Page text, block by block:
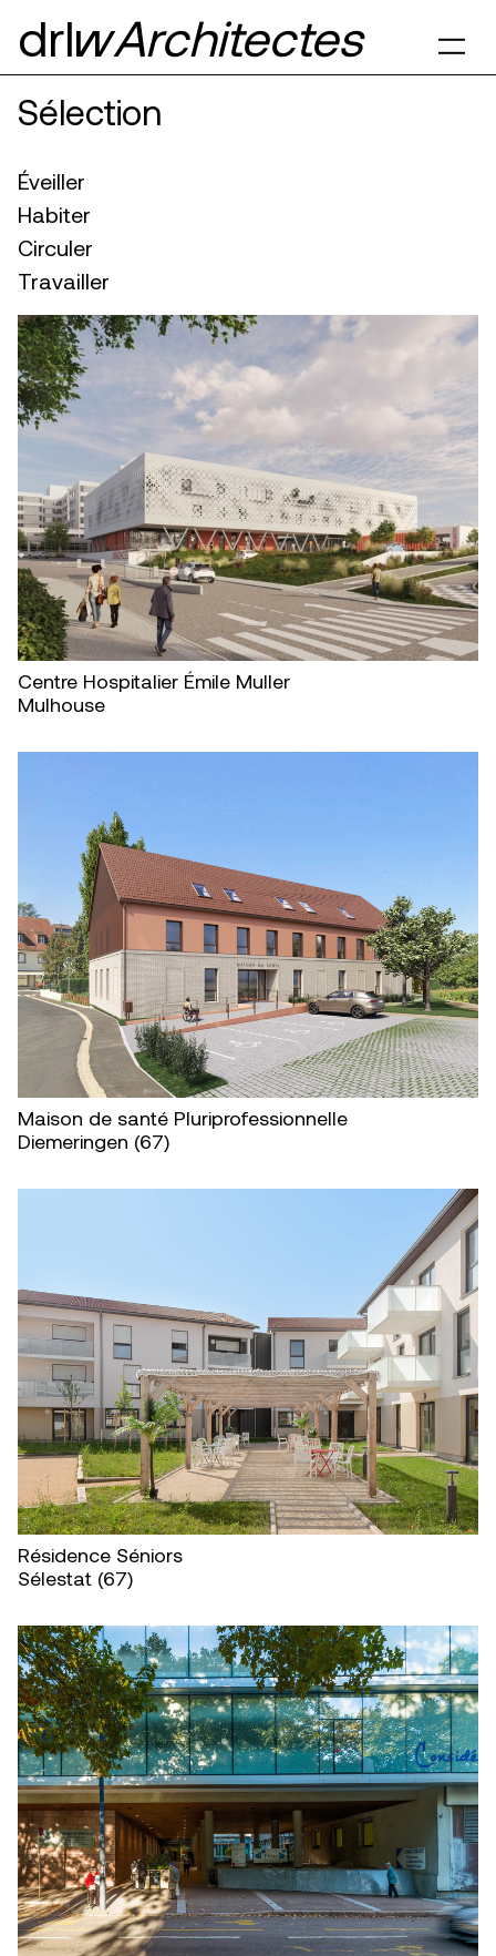
drl§Architectes
Sélection
Éveiller
Habiter
Circuler
Travailler
Centre Hospitalier Émile Muller
Mulhouse
Maison de santé Pluriprofessionnelle
Diemeringen (67)
Résidence Séniors
Sélestat (67)